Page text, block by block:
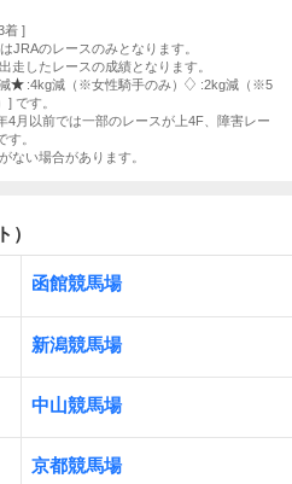
着 ]
JRAのレースのみとなります。
したレースの成績となります。
:4kg減（※女性騎手のみ）
:2kg減（※5
です。
月以前では一部のレースが上4F、障害レー
。
ない場合があります。
）
函館競馬場
新潟競馬場
中山競馬場
京都競馬場